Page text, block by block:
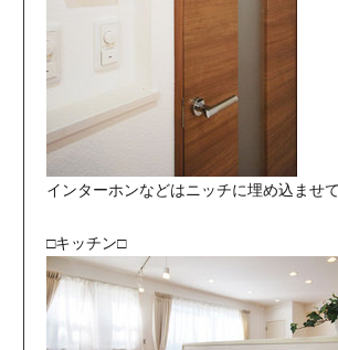
インターホンなどはニッチに埋め込ませ
□キッチン□